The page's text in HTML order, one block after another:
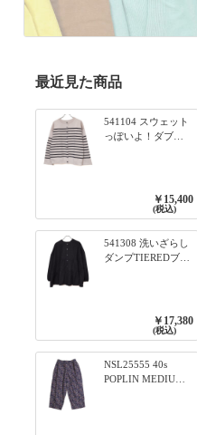
最近見た商品
541104 スウェット
っぽいよ！ダブル
プルオーバー 101オ
フベージュ×ネイビ
ー／レッド
￥15,400
(税込)
541308 洗いざらし
ダンプTIEREDブシ
￥17,380
(税込)
NSL25555 40s
POPLIN MEDIUM